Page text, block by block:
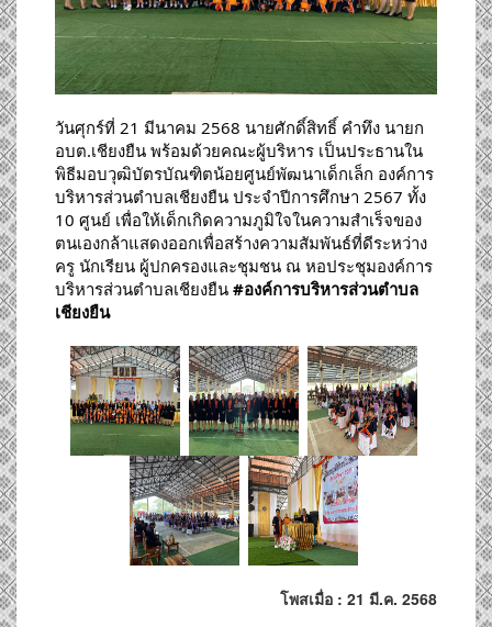
วันศุกร์ที่ 21 มีนาคม 2568 นายศักดิ์สิทธิ์ คำทึง นายก
อบต.เชียงยืน พร้อมด้วยคณะผู้บริหาร เป็นประธานใน
พิธีมอบวุฒิบัตรบัณฑิตน้อยศูนย์พัฒนาเด็กเล็ก องค์การ
บริหารส่วนตำบลเชียงยืน ประจำปีการศึกษา 2567 ทั้ง
10 ศูนย์ เพื่อให้เด็กเกิดความภูมิใจในความสำเร็จของ
ตนเองกล้าแสดงออกเพื่อสร้างความสัมพันธ์ที่ดีระหว่าง
ครู นักเรียน ผู้ปกครองและชุมชน ณ หอประชุมองค์การ
บริหารส่วนตำบลเชียงยืน #องค์การบริหารส่วนตำบล
เชียงยืน
โพสเมื่อ : 21 มี.ค. 2568